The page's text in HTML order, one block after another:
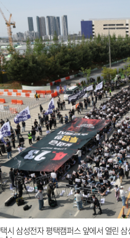
시 삼성전자 평택캠퍼스 앞에서 열린